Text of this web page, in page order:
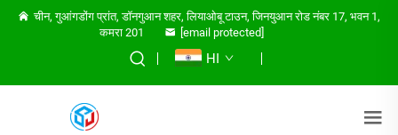
चीन, गुआंगडोंग प्रांत, डॉनगुआन शहर, लियाओबू टाउन, जिनयुआन रोड नंबर 17, भवन 1,
कमरा 201
[email protected]
HI